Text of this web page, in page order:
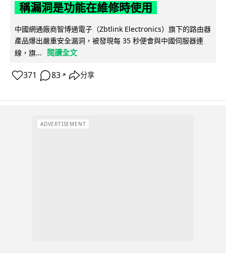
稱漏洞是功能在維修時使用
中國網通廠商智博通電子（Zbtlink Electronics）旗下的路由器
產品爆出嚴重安全漏洞，被發現每 35 秒便會與中國伺服器連
線，旗...
閱讀全文
371 83 ↗ 分享
ADVERTISEMENT